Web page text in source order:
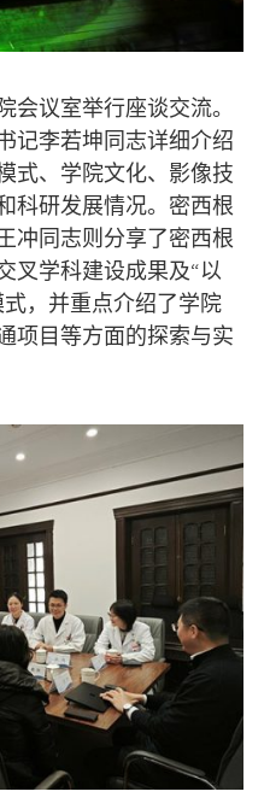
会议室举行座谈交流。
记李若坤同志详细介绍
式、学院文化、影像技
科研发展情况。密西根
冲同志则分享了密西根
叉学科建设成果及“以
，并重点介绍了学院
项目等方面的探索与实